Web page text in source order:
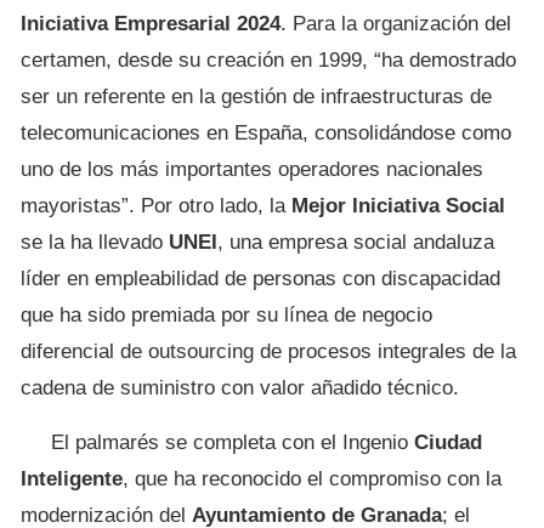
Iniciativa Empresarial 2024. Para la organización del
certamen, desde su creación en 1999, “ha demostrado
ser un referente en la gestión de infraestructuras de
telecomunicaciones en España, consolidándose como
uno de los más importantes operadores nacionales
mayoristas”. Por otro lado, la Mejor Iniciativa Social
se la ha llevado UNEI, una empresa social andaluza
líder en empleabilidad de personas con discapacidad
que ha sido premiada por su línea de negocio
diferencial de outsourcing de procesos integrales de la
cadena de suministro con valor añadido técnico.
El palmarés se completa con el Ingenio Ciudad
Inteligente, que ha reconocido el compromiso con la
modernización del Ayuntamiento de Granada; el